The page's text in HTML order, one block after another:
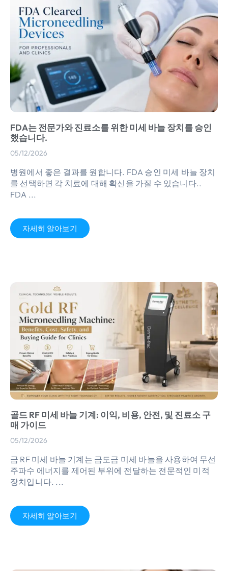
FDA는 전문가와 진료소를 위한 미세 바늘 장치를 승인
했습니다.
05/12/2026
병원에서 좋은 결과를 원합니다. FDA 승인 미세 바늘 장치
를 선택하면 각 치료에 대해 확신을 가질 수 있습니다..
FDA ...
자세히 알아보기
골드 RF 미세 바늘 기계: 이익, 비용, 안전, 및 진료소 구
매 가이드
05/12/2026
금 RF 미세 바늘 기계는 금도금 미세 바늘을 사용하여 무선
주파수 에너지를 제어된 부위에 전달하는 전문적인 미적
장치입니다. ...
자세히 알아보기